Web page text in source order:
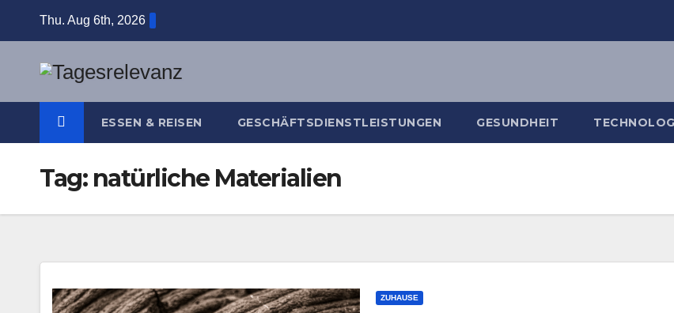
Thu. Aug 6th, 2026
ESSEN & REISEN GESCHÄFTSDIENSTLEISTUNGEN GESUNDHEIT
Tag: natürliche Materialien
ZUHAUSE